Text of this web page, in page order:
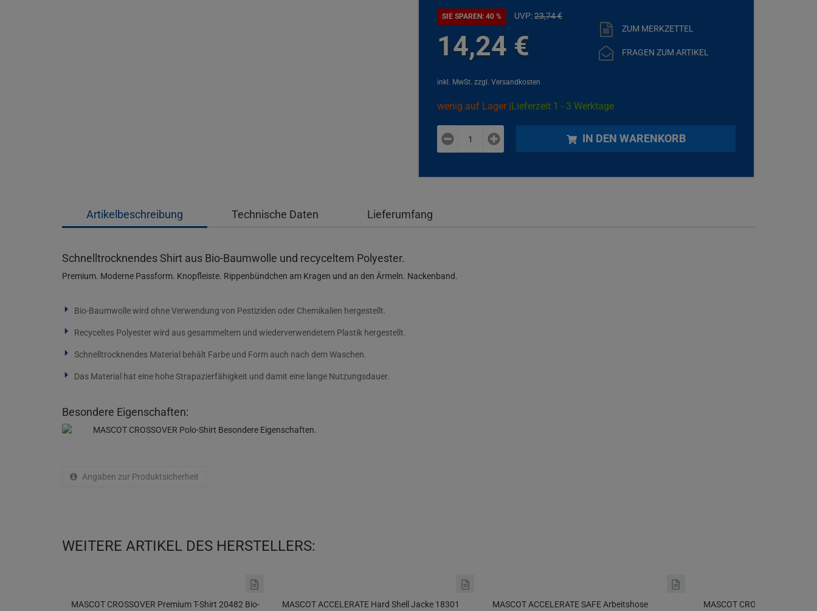
SIE SPAREN: 40 % UVP:23,74€
14,24 €
inkl. MwSt. zzgl. Versandkosten
ZUM MERKZETTEL
FRAGEN ZUM ARTIKEL
wenig auf Lager |Lieferzeit 1 - 3 Werktage
plus
minus
IN DEN WARENKORB
Artikelbeschreibung Technische Daten Lieferumfang
Schnelltrocknendes Shirt aus Bio-Baumwolle und recyceltem Polyester.
Premium. Moderne Passform. Knopfleiste. Rippenbündchen am Kragen und an den Ärmeln. Nackenband.
Bio-Baumwolle wird ohne Verwendung von Pestiziden oder Chemikalien hergestellt.
Recyceltes Polyester wird aus gesammeltem und wiederverwendetem Plastik hergestellt.
Schnelltrocknendes Material behält Farbe und Form auch nach dem Waschen.
Das Material hat eine hohe Strapazierfähigkeit und damit eine lange Nutzungsdauer.
Besondere Eigenschaften:
Angaben zur Produktsicherheit
WEITERE ARTIKEL DES HERSTELLERS:
MASCOT CROSSOVER Premium T-Shirt 20482 Bio-
MASCOT ACCELERATE Hard Shell Jacke 18301
MASCOT ACCELERATE SAFE Arbeitshose
MASCOT CROSSOVER Polo-